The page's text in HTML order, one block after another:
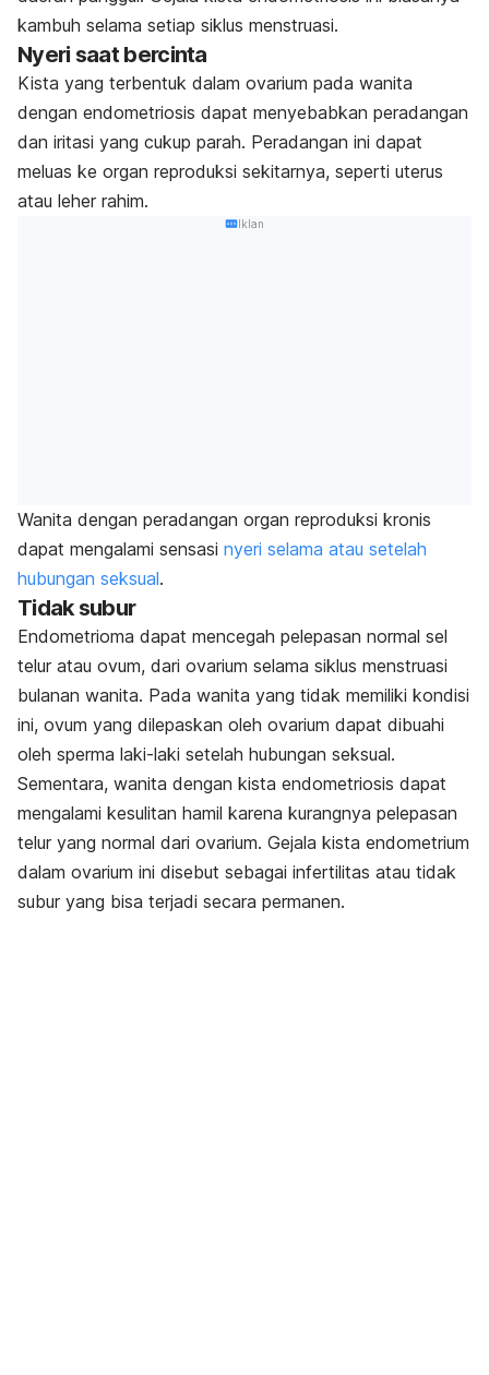
kambuh selama setiap siklus menstruasi.
Nyeri saat bercinta
Kista yang terbentuk dalam ovarium pada wanita
dengan endometriosis dapat menyebabkan peradangan
dan iritasi yang cukup parah. Peradangan ini dapat
meluas ke organ reproduksi sekitarnya, seperti uterus
atau leher rahim.
Iklan
Wanita dengan peradangan organ reproduksi kronis
dapat mengalami sensasi nyeri selama atau setelah
hubungan seksual.
Tidak subur
Endometrioma dapat mencegah pelepasan normal sel
telur atau ovum, dari ovarium selama siklus menstruasi
bulanan wanita. Pada wanita yang tidak memiliki kondisi
ini, ovum yang dilepaskan oleh ovarium dapat dibuahi
oleh sperma laki-laki setelah hubungan seksual.
Sementara, wanita dengan kista endometriosis dapat
mengalami kesulitan hamil karena kurangnya pelepasan
telur yang normal dari ovarium. Gejala kista endometrium
dalam ovarium ini disebut sebagai infertilitas atau tidak
subur yang bisa terjadi secara permanen.